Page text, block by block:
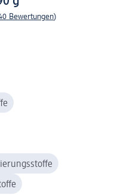
Bewertungen)